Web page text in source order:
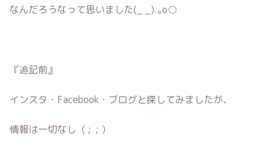
なんだろうなって思いました(_ _).｡o○
『追記前』
インスタ・Facebook・ブログと探してみましたが、
情報は一切なし（ ; ; ）